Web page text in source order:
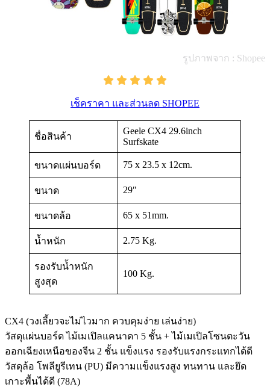
รูปภาพจาก : Shopee
เช็คราคา และส่วนลด SHOPEE
ชื่อสินค้า
Geele CX4 29.6inch
Surfskate
ขนาดแผ่นบอร์ด 75 x 23.5 x 12cm.
ขนาด 29″
ขนาดล้อ 65 x 51mm.
น้ำหนัก 2.75 Kg.
รองรับน้ำหนัก
สูงสุด
100 Kg.
CX4 (วงเลี้ยวจะไม่ไวมาก ควบคุมง่าย เล่นง่าย)
วัสดุแผ่นบอร์ด ไม้เมเปิลแคนาดา 5 ชั้น + ไม้เมเปิลโซนตะวัน
ออกเฉียงเหนือของจีน 2 ชั้น แข็งแรง รองรับแรงกระแทกได้ดี
วัสดุล้อ โพลียูรีเทน (PU) มีความแข็งแรงสูง ทนทาน และยึด
เกาะพื้นได้ดี (78A)